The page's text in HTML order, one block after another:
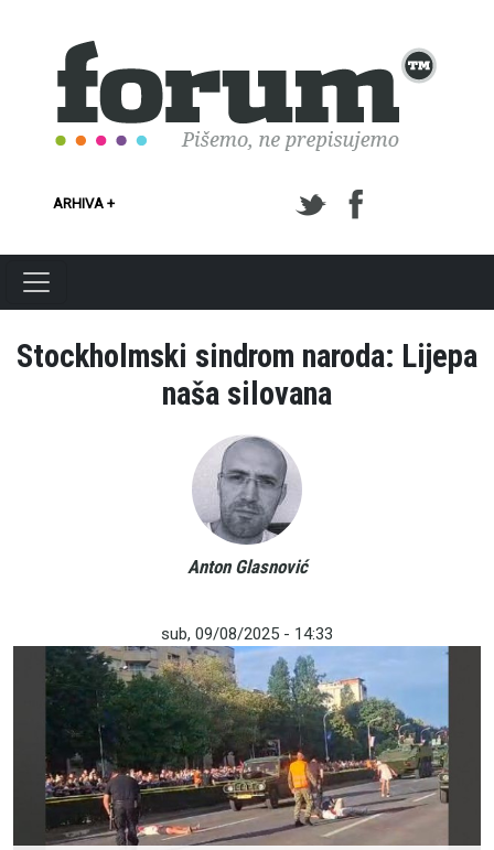
ARHIVA +
Stockholmski sindrom naroda: Lijepa
naša silovana
Anton Glasnović
sub, 09/08/2025 - 14:33